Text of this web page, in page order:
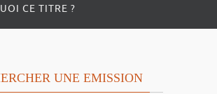
CE TITRE ?
UNE EMISSION